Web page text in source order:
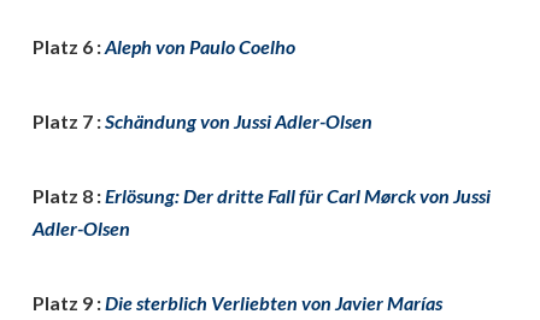
Platz 6 :Aleph von Paulo Coelho
Platz 7 :Schändung von Jussi Adler-Olsen
Platz 8 :Erlösung: Der dritte Fall für Carl Mørck von Jussi
Adler-Olsen
Platz 9 :Die sterblich Verliebten von Javier Marías